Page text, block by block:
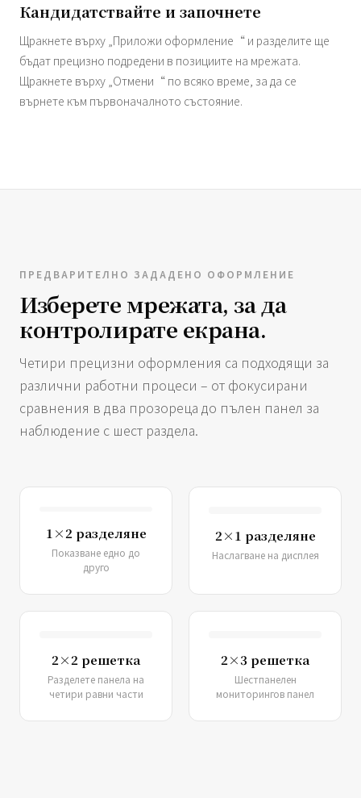
Кандидатствайте и започнете
Щракнете върху „Приложи оформление“ и разделите ще
бъдат прецизно подредени в позициите на мрежата.
Щракнете върху „Отмени“ по всяко време, за да се
върнете към първоначалното състояние.
ПРЕДВАРИТЕЛНО ЗАДАДЕНО ОФОРМЛЕНИЕ
Изберете мрежата, за да
контролирате екрана.
Четири прецизни оформления са подходящи за
различни работни процеси – от фокусирани
сравнения в два прозореца до пълен панел за
наблюдение с шест раздела.
1×2 разделяне
Показване едно до
друго
2×1 разделяне
Наслагване на дисплея
2×2 решетка
Разделете панела на
четири равни части
2×3 решетка
Шестпанелен
мониторингов панел